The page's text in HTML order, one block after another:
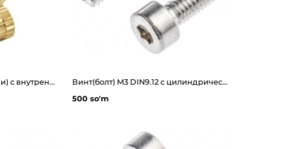
Резьбовые втулки(вставки) с внутренней резьбой m2, m3 ,m4, m5
Винт(болт) М3 DIN9.12 с цилиндрической головкой и внутренним шестигранником из нержавеющий стали на 8мм
500 so'm